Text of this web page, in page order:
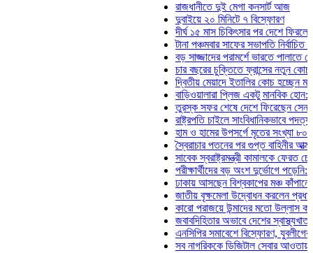
রাজধানীতে দুই মেগা কনসার্ট আজ
দুবাইয়ে ২০ মিনিটে ৭ বিস্ফোরণ
দীর্ঘ ১৫ মাস চিকিৎসার পর দেশে ফিরলেন
টানা পঞ্চমবার সাফের সভাপতি নির্বাচিত কাজী
বড় সাজ্জাদের পরামর্শে ভারতে পালাতে
চার বছরের চুক্তিতে ফ্রান্সের নতুন কোচ জিদান
দ্বিতীয় মেয়াদে ইতালির কোচ হচ্ছেন মানচিনি
বাড়িওয়ালারা প্লিজ একটু মানবিক হোন: মনিরা মিঠু
তুরস্ক সফর শেষে দেশে ফিরেছেন সেনাপ্রধান
রাষ্ট্রপতি চাইলে সাংবিধানিকভাবে পদত্যাগ করতে
হাম ও হামের উপসর্গে মৃতের সংখ্যা ৮০০ ছাড়াল
স্বৈরাচার পতনের পর গুপ্ত বাহিনীর আত্মপ্রকাশ:
সাবেক স্বরাষ্ট্রমন্ত্রী কামালকে ফেরত চেয়ে
পরীক্ষার্থীদের বড় অংশ দুর্ভোগে পড়েনি: ড.
ঢাকায় আসছেন বিশ্বকাপের মঞ্চ কাঁপানো সেই
জাতীয় বৃক্ষমেলা উদ্বোধন করলেন প্রধানমন্ত্রী
কারো পরাজয়ে উন্মাদের মতো উল্লাস করতে হয়
জবাবদিহিতার অভাবে দেশের স্বাস্থ্যখাত নানা
এনসিপির সমাবেশে বিস্ফোরণ, যুবলীগের দুই
সব নাগরিককে ডিজিটাল সেবার আওতায় আনতে